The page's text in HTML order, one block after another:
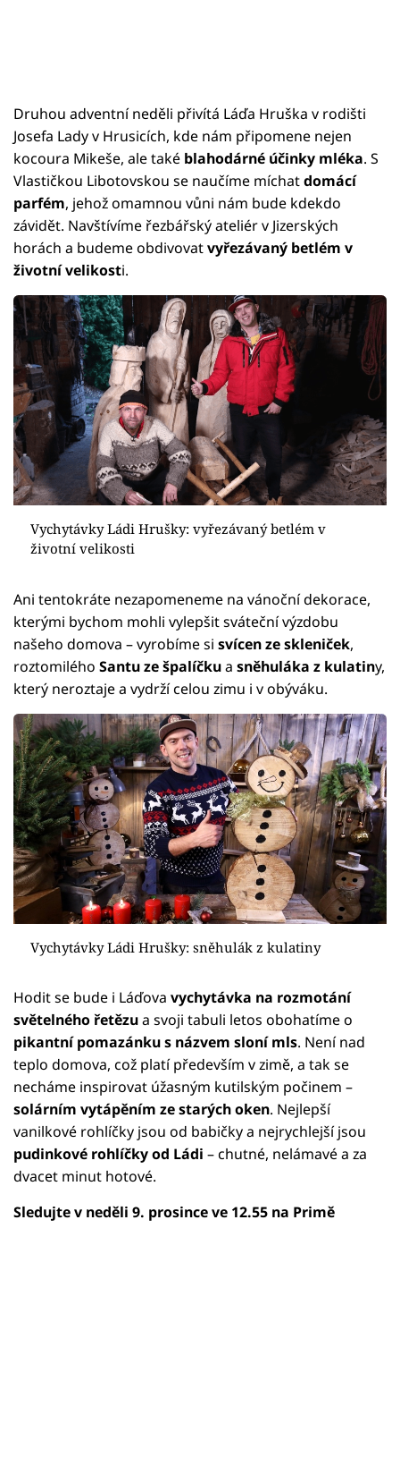
Druhou adventní neděli přivítá Láďa Hruška v rodišti
Josefa Lady v Hrusicích, kde nám připomene nejen
kocoura Mikeše, ale také blahodárné účinky mléka. S
Vlastičkou Libotovskou se naučíme míchatdomácí
parfém, jehož omamnou vůni nám bude kdekdo
závidět. Navštívíme řezbářský ateliér v Jizerských
horách a budeme obdivovatvyřezávaný betlém v
životní velikosti.
Vychytávky Ládi Hrušky: vyřezávaný betlém v
životní velikosti
Ani tentokráte nezapomeneme na vánoční dekorace,
kterými bychom mohli vylepšit sváteční výzdobu
našeho domova – vyrobíme si svícen ze skleniček,
roztomilého Santu ze špalíčkua sněhuláka z kulatiny,
který neroztaje a vydrží celou zimu i v obýváku.
Vychytávky Ládi Hrušky: sněhulák z kulatiny
Hodit se bude i Láďova vychytávka na rozmotání
světelného řetězua svoji tabuli letos obohatíme o
pikantní pomazánku s názvem sloní mls. Není nad
teplo domova, což platí především v zimě, a tak se
necháme inspirovat úžasným kutilským počinem –
solárním vytápěním ze starých oken. Nejlepší
vanilkové rohlíčky jsou od babičky a nejrychlejší jsou
pudinkové rohlíčky od Ládi – chutné, nelámavé a za
dvacet minut hotové.
Sledujte v neděli 9. prosince ve 12.55 na Primě